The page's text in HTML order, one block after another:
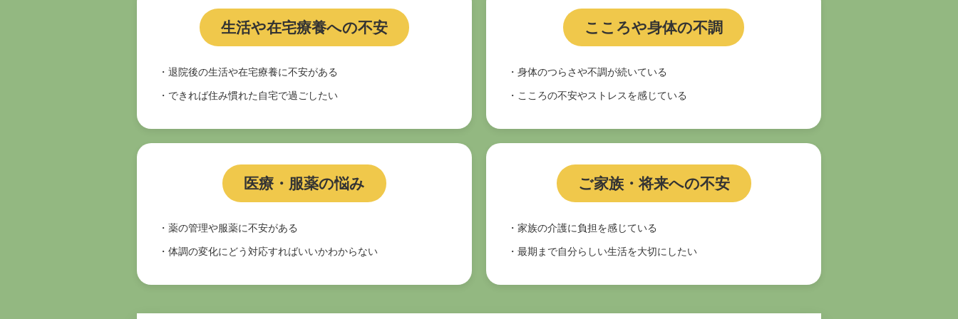
生活や在宅療養への不安
・退院後の生活や在宅療養に不安がある
・できれば住み慣れた自宅で過ごしたい
こころや身体の不調
・身体のつらさや不調が続いている
・こころの不安やストレスを感じている
医療・服薬の悩み
・薬の管理や服薬に不安がある
・体調の変化にどう対応すればいいかわからない
ご家族・将来への不安
・家族の介護に負担を感じている
・最期まで自分らしい生活を大切にしたい